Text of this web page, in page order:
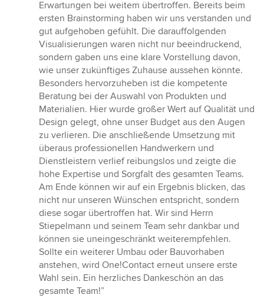
Sternen
Erwartungen bei weitem übertroffen. Bereits beim
ersten Brainstorming haben wir uns verstanden und
gut aufgehoben gefühlt. Die darauffolgenden
Visualisierungen waren nicht nur beeindruckend,
sondern gaben uns eine klare Vorstellung davon,
wie unser zukünftiges Zuhause aussehen könnte.
Besonders hervorzuheben ist die kompetente
Beratung bei der Auswahl von Produkten und
Materialien. Hier wurde großer Wert auf Qualität und
Design gelegt, ohne unser Budget aus den Augen
zu verlieren. Die anschließende Umsetzung mit
überaus professionellen Handwerkern und
Dienstleistern verlief reibungslos und zeigte die
hohe Expertise und Sorgfalt des gesamten Teams.
Am Ende können wir auf ein Ergebnis blicken, das
nicht nur unseren Wünschen entspricht, sondern
diese sogar übertroffen hat. Wir sind Herrn
Stiepelmann und seinem Team sehr dankbar und
können sie uneingeschränkt weiterempfehlen.
Sollte ein weiterer Umbau oder Bauvorhaben
anstehen, wird One!Contact erneut unsere erste
Wahl sein. Ein herzliches Dankeschön an das
gesamte Team!”